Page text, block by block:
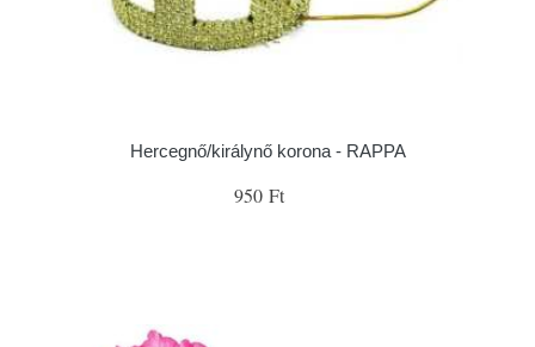
Hercegnő/királynő korona - RAPPA
950 Ft